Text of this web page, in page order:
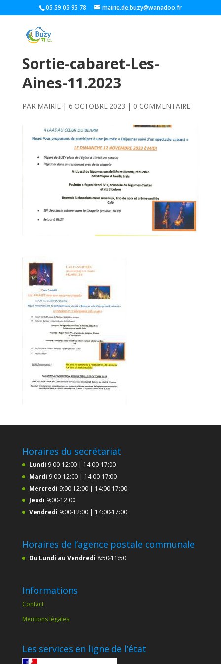
05 59 05 95 78 mairie.de.buzy@wanadoo.fr
Sortie-cabaret-Les-
Aines-11.2023
PAR MAIRIE| 6 OCTOBRE 2023 | 0 COMMENTAIRE
Horaires du secrétariat
Lundi 9:00-12:00 | 14:00-17:00
Mardi 9:00-12:00 | 14:00-17:00
Mercredi 9:00-12:00 | 14:00-17:00
Jeudi 9:00-12:00
Vendredi 9:00-12:00 | 14:00-17:00
Horaires de l’agence postale communale
Du Lundi au Vendredi 8:50-11:50
Informations
Contact
Mentions légales
Les services en ligne de l’état